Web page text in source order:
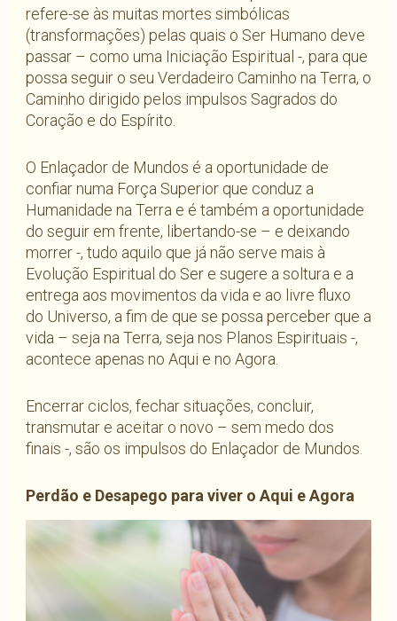
refere-se às muitas mortes simbólicas
(transformações) pelas quais o Ser Humano deve
passar – como uma Iniciação Espiritual -, para que
possa seguir o seu Verdadeiro Caminho na Terra, o
Caminho dirigido pelos impulsos Sagrados do
Coração e do Espírito.
O Enlaçador de Mundos é a oportunidade de
confiar numa Força Superior que conduz a
Humanidade na Terra e é também a oportunidade
do seguir em frente, libertando-se – e deixando
morrer -, tudo aquilo que já não serve mais à
Evolução Espiritual do Ser e sugere a soltura e a
entrega aos movimentos da vida e ao livre fluxo
do Universo, a fim de que se possa perceber que a
vida – seja na Terra, seja nos Planos Espirituais -,
acontece apenas no Aqui e no Agora.
Encerrar ciclos, fechar situações, concluir,
transmutar e aceitar o novo – sem medo dos
finais -, são os impulsos do Enlaçador de Mundos.
Perdão e Desapego para viver o Aqui e Agora